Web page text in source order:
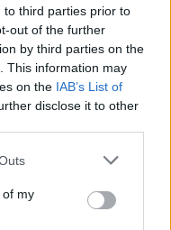
to third parties prior to
out of the further
by third parties on the
This information may
on the IAB’s List of
disclose it to other
of my